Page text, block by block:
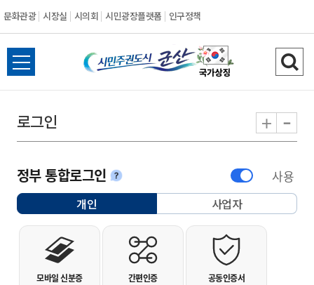
문화관광 시장실 시의회 시민광장플랫폼 인구정책
시민주권도시 군
전체메뉴 열기 검
로그인 + -
정부 통합로그인안내 사용
개인선택됨 사업자
개인사용자 로그인
모바일 신분증 간편인증 공동인증서